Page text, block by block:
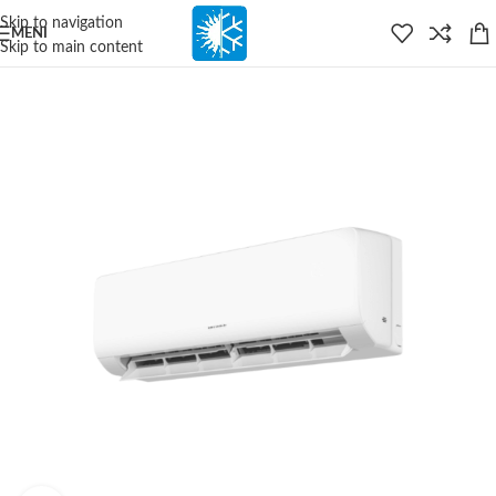
content
Skip to navigation
Skip to main content
MENI